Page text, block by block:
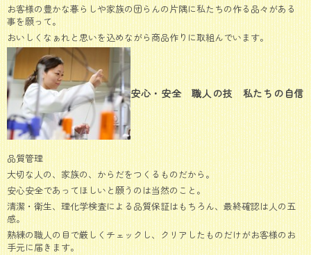
お客様の豊かな暮らしや家族の団らんの片隅に私たちの作る品々がある
事を願って。
おいしくなぁれと思いを込めながら商品作りに取組んでいます。
安心・安全 職人の技 私たちの自信
品質管理
大切な人の、家族の、からだをつくるものだから。
安心安全であってほしいと願うのは当然のこと。
清潔・衛生、理化学検査による品質保証はもちろん、最終確認は人の五
感。
熟練の職人の目で厳しくチェックし、クリアしたものだけがお客様のお
手元に届きます。